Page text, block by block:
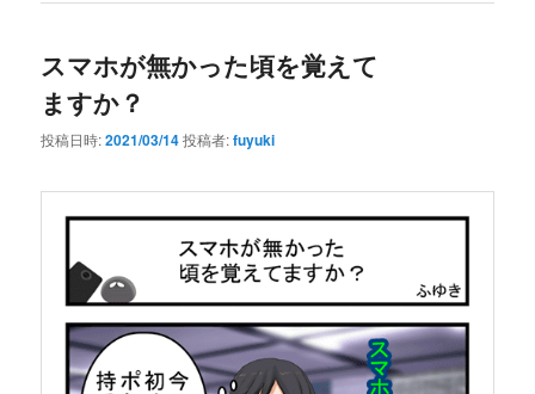
スマホが無かった頃を覚えて
ますか？
投稿日時:2021/03/14投稿者:fuyuki